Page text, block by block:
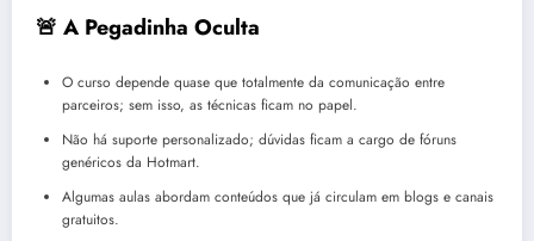
🚨 A Pegadinha Oculta
O curso depende quase que totalmente da comunicação entre
parceiros; sem isso, as técnicas ficam no papel.
Não há suporte personalizado; dúvidas ficam a cargo de fóruns
genéricos da Hotmart.
Algumas aulas abordam conteúdos que já circulam em blogs e canais
gratuitos.